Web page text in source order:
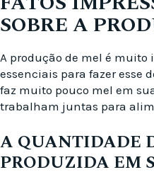
SOBRE A
A produção de mel é muito
essenciais para fazer esse
faz muito pouco mel em
trabalham juntas para
A QUANTIDADE
PRODUZIDA EM